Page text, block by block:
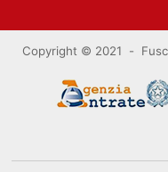
Copyright © 2021 -